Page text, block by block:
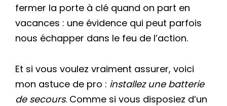
fermer la porte à clé quand on part en
vacances : une évidence qui peut parfois
nous échapper dans le feu de l’action.
Et si vous voulez vraiment assurer, voici
mon astuce de pro : installez une batterie
de secours. Comme si vous disposiez d’un